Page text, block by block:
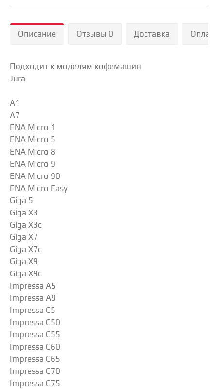
Описание Отзывы 0 Доставка Оплата
Подходит к моделям кофемашин
Jura
A1
A7
ENA Micro 1
ENA Micro 5
ENA Micro 8
ENA Micro 9
ENA Micro 90
ENA Micro Easy
Giga 5
Giga X3
Giga X3c
Giga X7
Giga X7c
Giga X9
Giga X9c
Impressa A5
Impressa A9
Impressa C5
Impressa C50
Impressa C55
Impressa C60
Impressa C65
Impressa C70
Impressa C75